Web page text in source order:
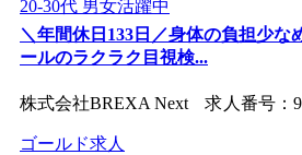
＼年間休日133日／身体の負担少な
ールのラクラク目視検...
株式会社BREXA Next 求人番号：
ゴールド求人